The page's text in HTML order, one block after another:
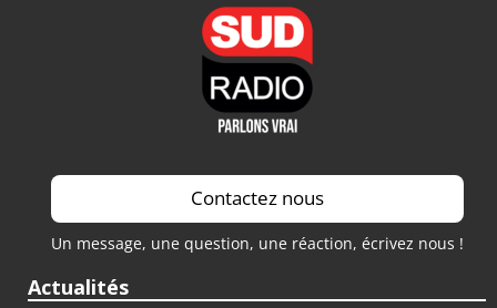
Contactez nous
Un message, une question, une réaction, écrivez nous !
Actualités